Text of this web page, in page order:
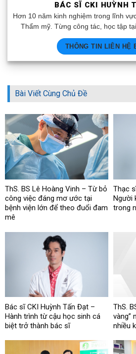
BÁC SĨ CKI HUỲNH
Hơn 10 năm kinh nghiệm trong lĩnh
Thẩm mỹ. Từng công tác, học tập
THÔNG TIN LIÊN HỆ
Bài Viết Cùng Chủ Đề
ThS. BS Lê Hoàng Vinh – Từ bỏ
công việc đáng mơ ước tại
bệnh viện lớn để theo đuổi đam
mê
Thạc
Người
trong
Bác sĩ CKI Huỳnh Tấn Đạt –
Hành trình từ cậu học sinh cá
biệt trở thành bác sĩ
ThS.
vàng”
nhiều